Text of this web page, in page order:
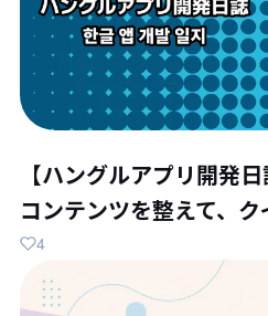
【ハングルアプリ開発
コンテンツを整えて、
4